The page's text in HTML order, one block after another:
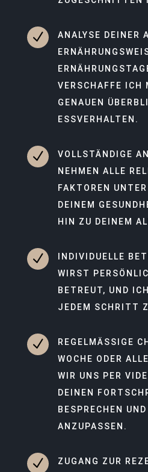
N
ANALYSE DEINER
VERSCHAFFE ICH
GENAUEN
ESSVERHALTEN.
N
VOLLSTÄNDIGE
NEHMEN ALLE
FAKTOREN
DEINEM
HIN ZU DEINEM
N
INDIVIDUELLE
WIRST
BETREUT, UND
JEDEM SCHRITT
N
REGELMÄSSIGE
OCHE ODER ALLE
IR UNS PER
EINEN
ESPRECHEN UND
NZUPASSEN.
N
ZUGANG ZUR